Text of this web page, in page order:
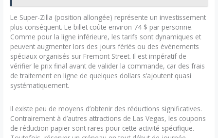
Le Super-Zilla (position allongée) représente un investissement
plus conséquent. Le billet coûte environ 74 $ par personne.
Comme pour la ligne inférieure, les tarifs sont dynamiques et
peuvent augmenter lors des jours fériés ou des événements
spéciaux organisés sur Fremont Street. Il est impératif de
vérifier le prix final avant de valider la commande, car des frais
de traitement en ligne de quelques dollars s’ajoutent quasi
systématiquement.
Il existe peu de moyens d’obtenir des réductions significatives.
Contrairement à d’autres attractions de Las Vegas, les coupons
de réduction papier sont rares pour cette activité spécifique.